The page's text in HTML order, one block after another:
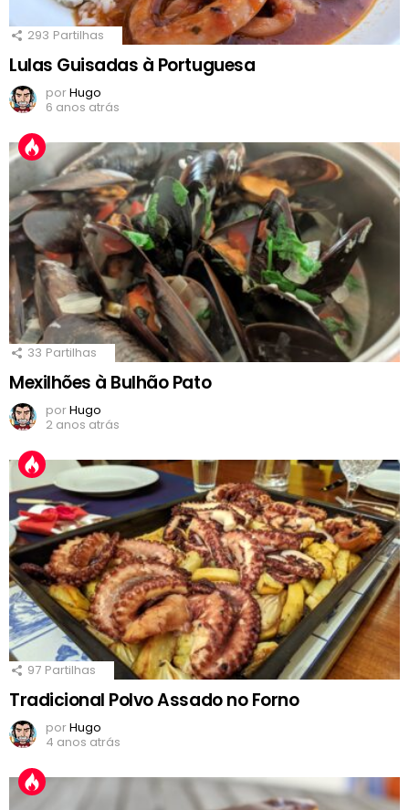
293 Partilhas
Lulas Guisadas à Portuguesa
porHugo
6 anos atrás
33 Partilhas
Mexilhões à Bulhão Pato
porHugo
2 anos atrás
97 Partilhas
Tradicional Polvo Assado no Forno
porHugo
4 anos atrás